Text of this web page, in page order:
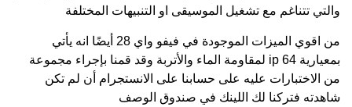
والتي تتناغم مع تشغيل الموسيقى او التنبيهات المختلفة
من اقوي الميزات الموجودة في فيفو واي 28 أيضًا انه يأتي
بمعيارية ip 64 لمقاومة الماء والأتربة وقد قمنا بإجراء مجموعة
من الاختبارات عليه على حسابنا على الانستجرام أن لم تكن
شاهدته فتركنا لك اللينك في صندوق الوصف